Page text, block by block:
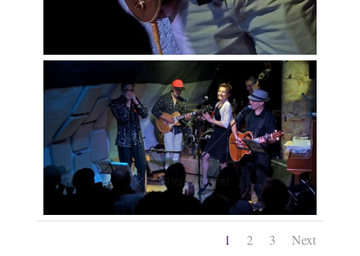
1 2 3 Next